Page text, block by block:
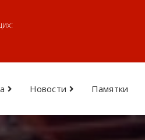
Новости Памятки